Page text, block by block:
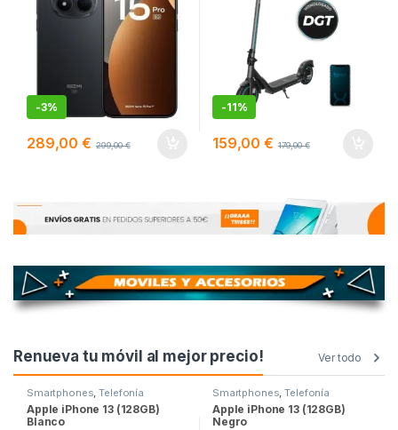
-3%
289,00€ 299,00€
-11%
159,00€ 179,00€
Renueva tu móvil al mejor precio! Ver todo
Smartphones,Telefonía
Apple iPhone 13 (128GB)
Blanco
Smartphones,Telefonía
Apple iPhone 13 (128GB)
Negro